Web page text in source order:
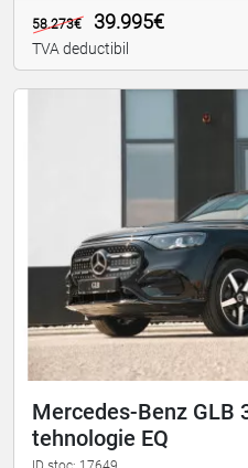
58.273€ 39.995€
TVA deductibil
Mercedes-Benz GLB
tehnologie EQ